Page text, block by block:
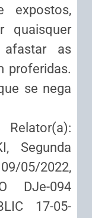
expostos,
quaisquer
afastar as
proferidas.
se nega
Segunda
05/2022,
DJe-094
17-05-